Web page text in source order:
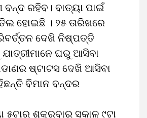
ରହିବ। ବାତ୍ୟା ପାଇଁ
ହୋଇଛି । ୨୫ ତାରିଖରେ
ଦେଖି ନିଷ୍ପତ୍ତି
ଘରୁ ଆସିବା
ଷ୍ଟାଟସ ଦେଖି ଆସିବା
ବିମାନ ବନ୍ଦର
୫ଟାରୁ ଶୁକ୍ରବାର ସକାଳ ୯ଟା